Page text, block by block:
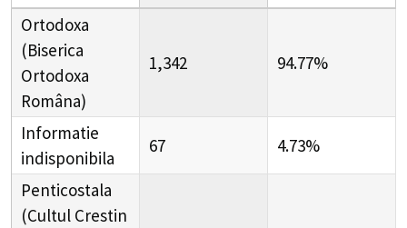
Ortodoxa
(Biserica
Ortodoxa
Româna)
1,342 94.77%
Informatie
indisponibila
67 4.73%
Penticostala
(Cultul Crestin